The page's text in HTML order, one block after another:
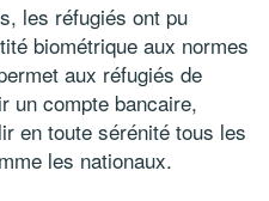
les réfugiés ont pu
biométrique aux normes
aux réfugiés de
un compte bancaire,
en toute sérénité tous les
les nationaux.